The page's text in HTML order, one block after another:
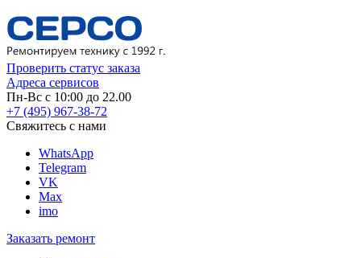
Проверить статус заказа
Адреса сервисов
Пн-Вс с 10:00 до 22.00
+7 (495) 967-38-72
Свяжитесь с нами
WhatsApp
Telegram
VK
Max
imo
Заказать ремонт